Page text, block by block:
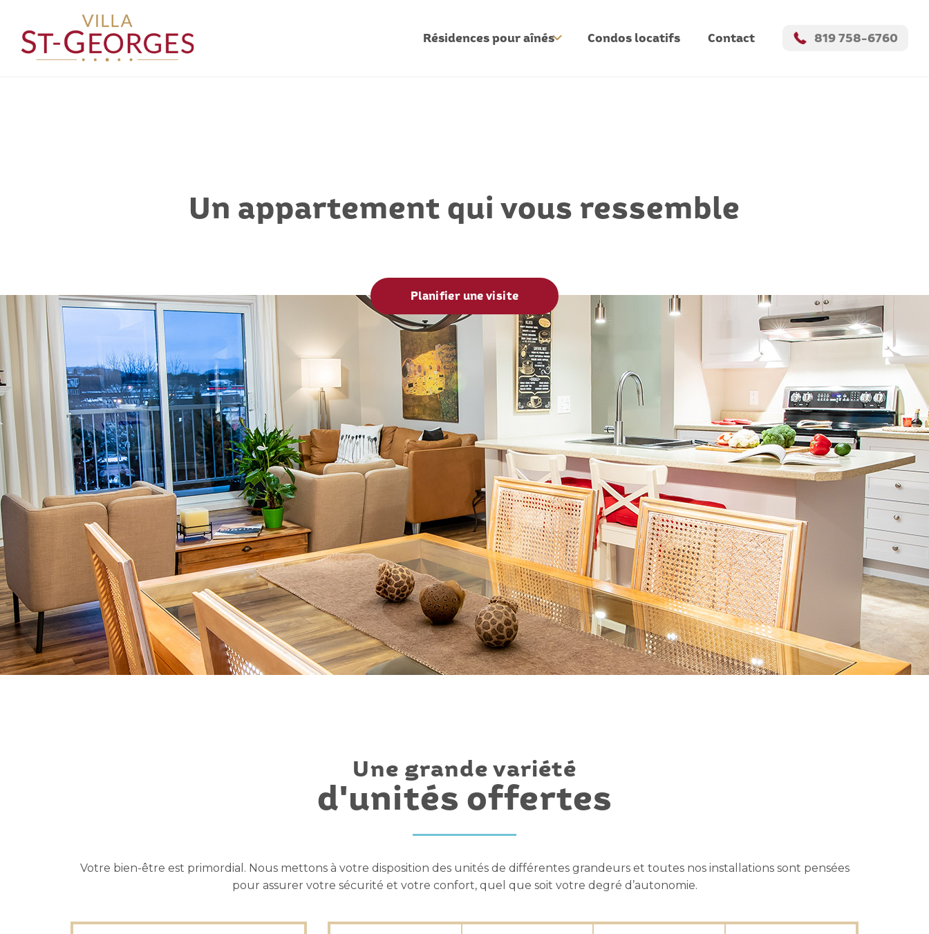
Résidences pour aînés Condos locatifs Contact 819 758-6760
Un appartement qui vous ressemble
Planifier une visite
Une grande variété
d'unités offertes
Votre bien-être est primordial. Nous mettons à votre disposition des unités de différentes grandeurs et toutes nos installations sont pensées
pour assurer votre sécurité et votre confort, quel que soit votre degré d’autonomie.